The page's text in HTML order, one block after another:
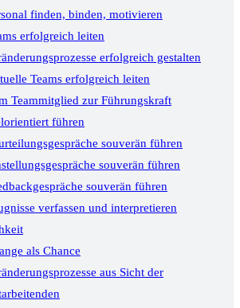
finden, binden, motivieren
erfolgreich leiten
erfolgreich gestalten
Teams erfolgreich leiten
Teammitglied zur Führungskraft
führen
souverän führen
souverän führen
souverän führen
verfassen und interpretieren
als Chance
aus Sicht der